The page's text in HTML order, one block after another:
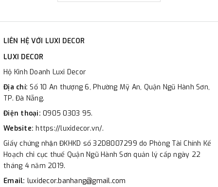
LIÊN HỆ VỚI LUXI DECOR
LUXI DECOR
Hộ Kinh Doanh Luxi Decor
Địa chỉ: Số 10 An thượng 6, Phường Mỹ An, Quận Ngũ Hành Sơn,
TP. Đà Nẵng.
Điện thoại: 0905 0303 95.
Website: https://luxidecor.vn/.
Giấy chứng nhận ĐKHKD số 32D8007299 do Phòng Tài Chính Kế
Hoạch chi cục thuế Quận Ngũ Hành Sơn quản lý cấp ngày 22
tháng 4 năm 2019.
Email: luxidecor.banhang@gmail.com